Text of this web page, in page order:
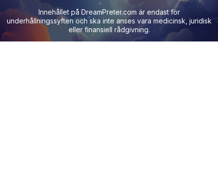
Innehållet påDreamPreter.com är endast för
underhållningssyften och ska inte anses vara medicinsk, juridisk
eller finansiell rådgivning.